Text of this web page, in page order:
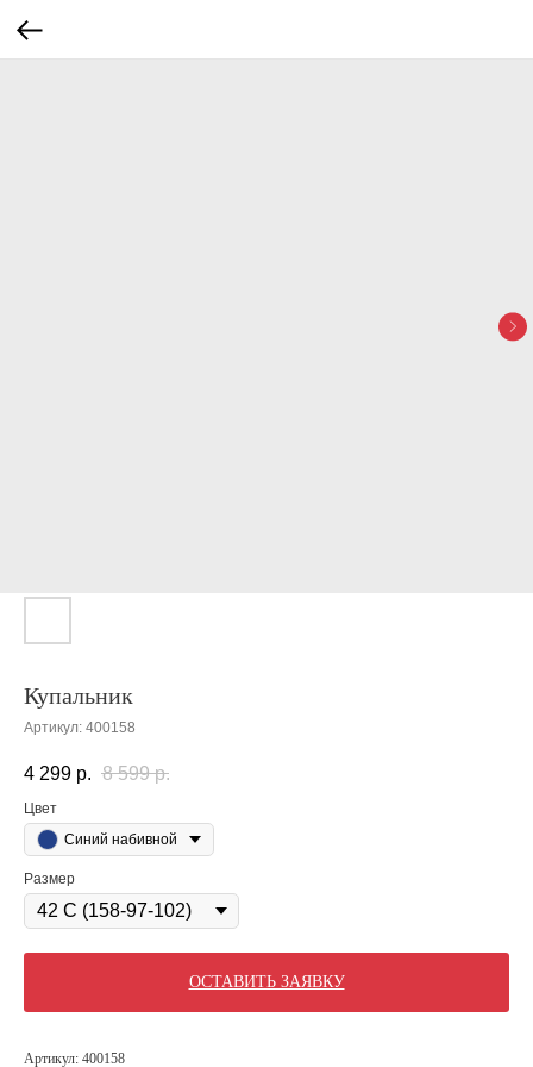
Купальник
Артикул: 400158
4 299 р. 8 599 р.
Цвет
Синий набивной
Размер
ОСТАВИТЬ ЗАЯВКУ
Артикул: 400158